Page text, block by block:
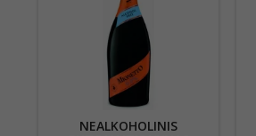
NEALKOHOLINIS